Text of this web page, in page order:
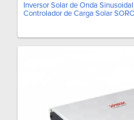
Inversor Solar de Onda
Controlador de Carga Solar